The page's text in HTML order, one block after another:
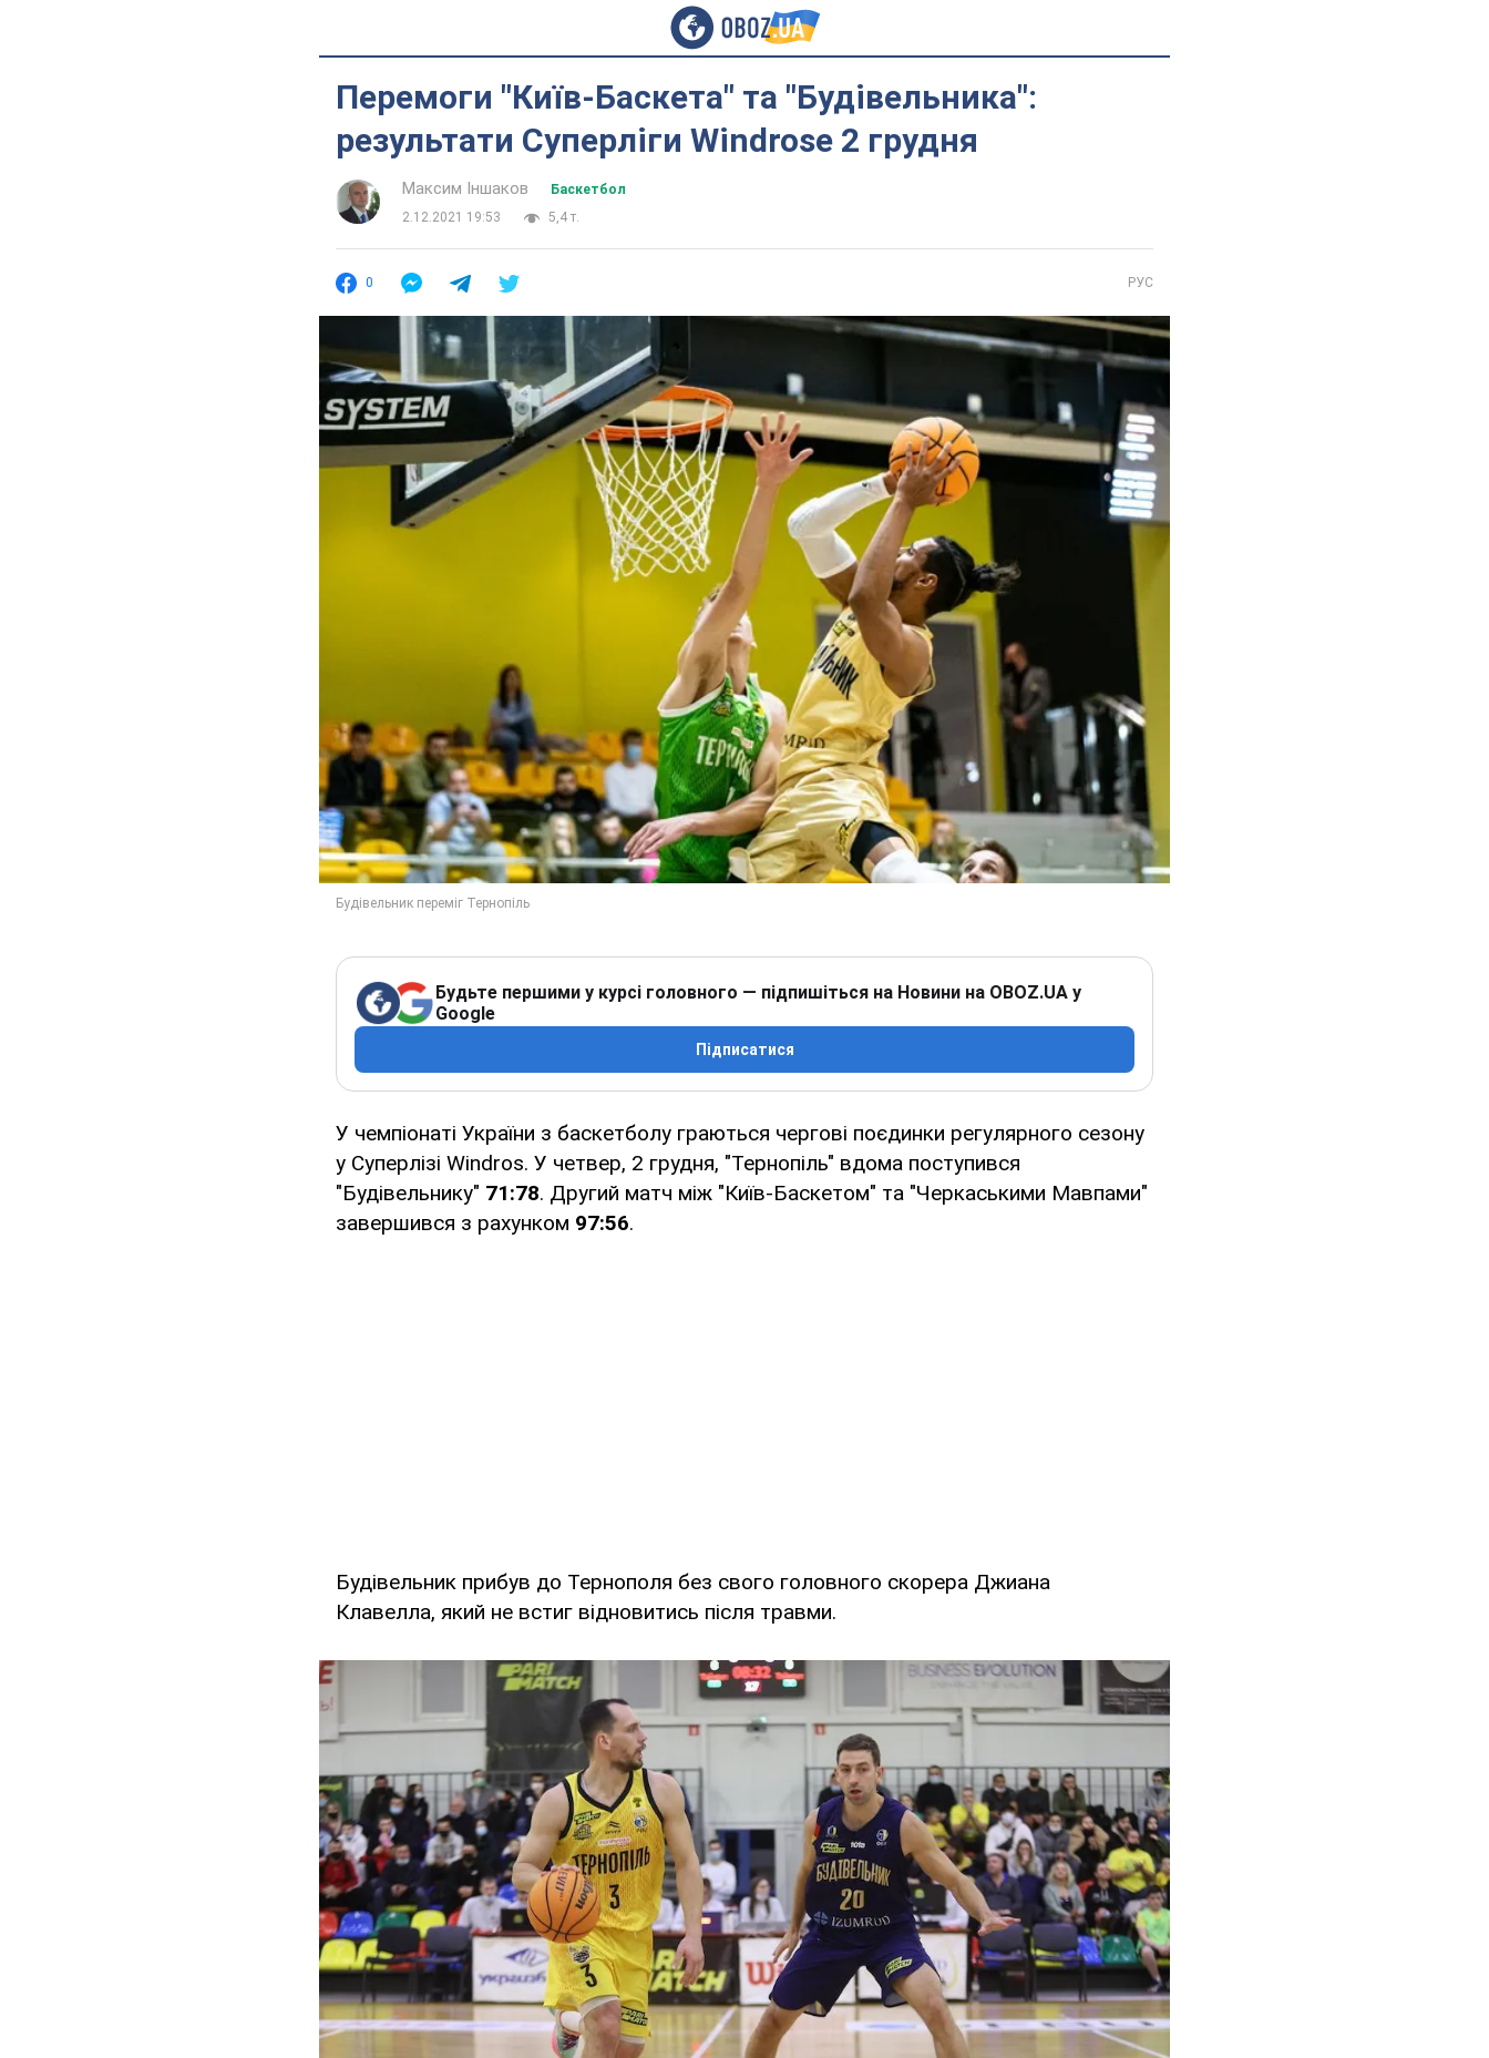
Перемоги "Київ-Баскета" та "Будівельника":
результати Суперліги Windrose 2 грудня
Максим Іншаков
Баскетбол
2.12.2021 19:53
5,4 т.
0 РУС
Будьте першими у курсі головного — підпишіться на Новини на OBOZ.UA у
Google
Підписатися
У чемпіонаті України з баскетболу граються чергові поєдинки регулярного сезону
у Суперлізі Windros. У четвер, 2 грудня, "Тернопіль" вдома поступився
"Будівельнику" 71:78. Другий матч між "Київ-Баскетом" та "Черкаськими Мавпами"
завершився з рахунком 97:56.
Будівельник прибув до Тернополя без свого головного скорера Джиана
Клавелла, який не встиг відновитись після травми.